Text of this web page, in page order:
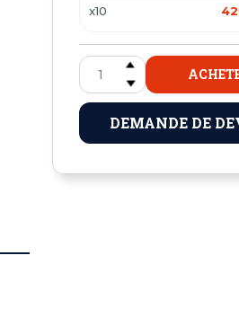
x10
DEMANDE DE